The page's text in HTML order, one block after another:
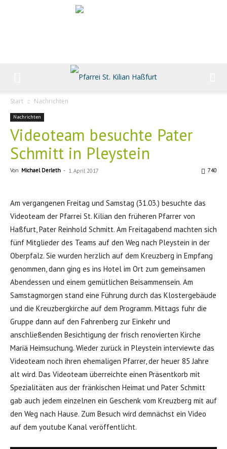
Start Nachrichten
Nachrichten
Videoteam besuchte Pater
Schmitt in Pleystein
Von Michael Derleth - 1. April 2017 740
Am vergangenen Freitag und Samstag (31.03.) besuchte das
Videoteam der Pfarrei St. Kilian den früheren Pfarrer von
Haßfurt, Pater Reinhold Schmitt. Am Freitagabend machten sich
fünf Mitglieder des Teams auf den Weg nach Pleystein in der
Oberpfalz. Sie wurden herzlich auf dem Kreuzberg in Empfang
genommen, dann ging es ins Hotel im Ort zum gemeinsamen
Abendessen und einem gemütlichen Beisammensein. Am
Samstagmorgen stand eine Führung durch das Klostergebäude
und die Kreuzbergkirche auf dem Programm. Mittags fuhr die
Gruppe dann auf den Fahrenberg zur Einkehr und
anschließenden Besichtigung der frisch renovierten Kirche
Mariä Heimsuchung. Wieder zurück in Pleystein interviewte das
Videoteam noch ihren ehemaligen Pfarrer, der heuer 85 Jahre
alt wird. Das Videoteam überreichte einen Präsentkorb mit
Spezialitäten aus der fränkischen Heimat und Pater Schmitt
gab auch jedem einzelnen ein Geschenk vom Kreuzberg mit auf
den Weg nach Hause. Zum Besuch wird demnächst ein Video
auf dem youtube Kanal veröffentlicht.